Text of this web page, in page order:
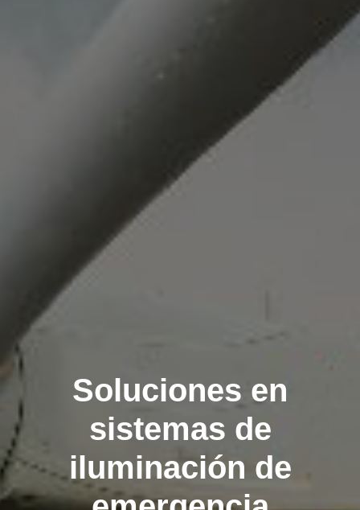
Soluciones en
sistemas de
iluminación de